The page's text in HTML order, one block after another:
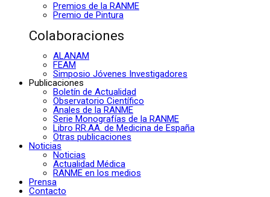
Premios de la RANME
Premio de Pintura
Colaboraciones
ALANAM
FEAM
Simposio Jóvenes Investigadores
Publicaciones
Boletín de Actualidad
Observatorio Científico
Anales de la RANME
Serie Monografías de la RANME
Libro RR.AA. de Medicina de España
Otras publicaciones
Noticias
Noticias
Actualidad Médica
RANME en los medios
Prensa
Contacto